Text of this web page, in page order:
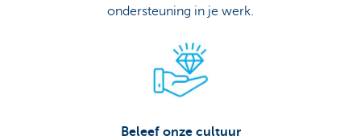
ondersteuning in je werk.
Beleef onze cultuur